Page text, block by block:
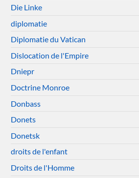
Die Linke
diplomatie
Diplomatie du Vatican
Dislocation de l'Empire
Dniepr
Doctrine Monroe
Donbass
Donets
Donetsk
droits de l'enfant
Droits de l'Homme